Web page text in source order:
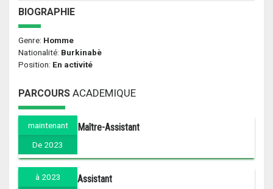
BIOGRAPHIE
Genre: Homme
Nationalité: Burkinabè
Position: En activité
PARCOURS ACADEMIQUE
maintenant
De 2023
Maître-Assistant
à 2023
Assistant